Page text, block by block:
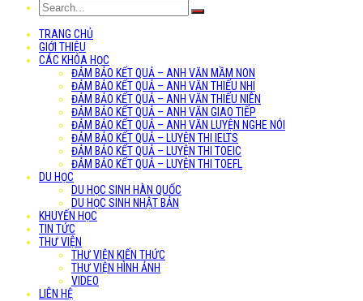
TRANG CHỦ
GIỚI THIỆU
CÁC KHÓA HỌC
ĐẢM BẢO KẾT QUẢ – ANH VĂN MẦM NON
ĐẢM BẢO KẾT QUẢ – ANH VĂN THIẾU NHI
ĐẢM BẢO KẾT QUẢ – ANH VĂN THIẾU NIÊN
ĐẢM BẢO KẾT QUẢ – ANH VĂN GIAO TIẾP
ĐẢM BẢO KẾT QUẢ – ANH VĂN LUYỆN NGHE NÓI
ĐẢM BẢO KẾT QUẢ – LUYỆN THI IELTS
ĐẢM BẢO KẾT QUẢ – LUYỆN THI TOEIC
ĐẢM BẢO KẾT QUẢ – LUYỆN THI TOEFL
DU HỌC
DU HỌC SINH HÀN QUỐC
DU HỌC SINH NHẬT BẢN
KHUYẾN HỌC
TIN TỨC
THƯ VIỆN
THƯ VIỆN KIẾN THỨC
THƯ VIỆN HÌNH ẢNH
VIDEO
LIÊN HỆ